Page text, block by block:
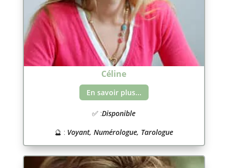
Céline
En savoir plus...
✅ :Disponible
🔮 : Voyant, Numérologue, Tarologue